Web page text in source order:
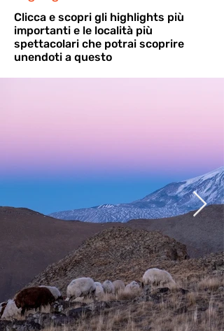
Clicca e scopri gli highlights più
importanti e le località più
spettacolari che potrai scoprire
unendoti a questo